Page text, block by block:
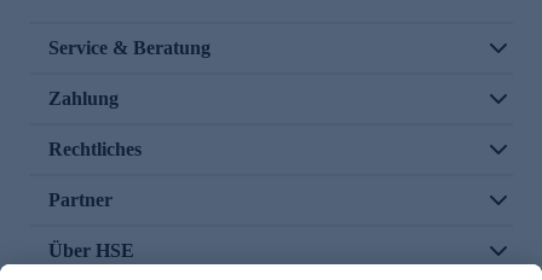
Service & Beratung
Zahlung
Rechtliches
Partner
Über HSE